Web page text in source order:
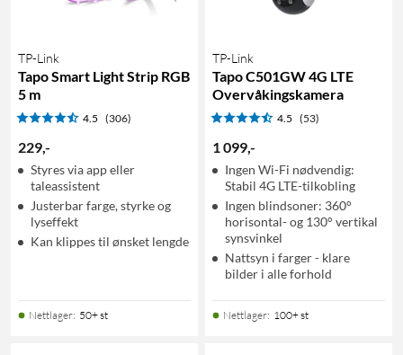
TP-Link
Tapo Smart Light Strip RGB
5 m
4.5 (306)
229,-
Styres via app eller
taleassistent
Justerbar farge, styrke og
lyseffekt
Kan klippes til ønsket lengde
Nettlager: 50+ st
TP-Link
Tapo C501GW 4G LTE
Overvåkingskamera
4.5 (53)
1 099,-
Ingen Wi-Fi nødvendig:
Stabil 4G LTE-tilkobling
Ingen blindsoner: 360°
horisontal- og 130° vertikal
synsvinkel
Nattsyn i farger - klare
bilder i alle forhold
Nettlager: 100+ st